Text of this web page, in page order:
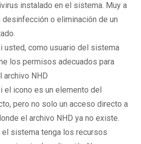
instalado en el sistema. Muy a
desinfección o eliminación de un
usted, como usuario del sistema
los permisos adecuados para
archivo NHD
el icono es un elemento del
pero no solo un acceso directo a
el archivo NHD ya no existe.
el sistema tenga los recursos